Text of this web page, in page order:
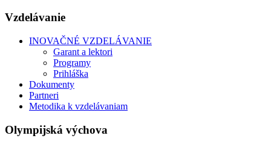
Vzdelávanie
INOVAČNÉ VZDELÁVANIE
Garant a lektori
Programy
Prihláška
Dokumenty
Partneri
Metodika k vzdelávaniam
Olympijská výchova